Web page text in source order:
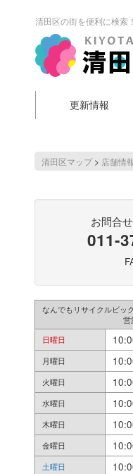
清田区の街を便利に検索
更新情報
清田区マップ> 店舗情
お問合
011-
なんでもリサイクルビッ
営
日曜日
月曜日
火曜日
水曜日
木曜日
金曜日
土曜日